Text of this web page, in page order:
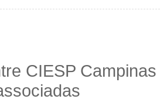
CIESP